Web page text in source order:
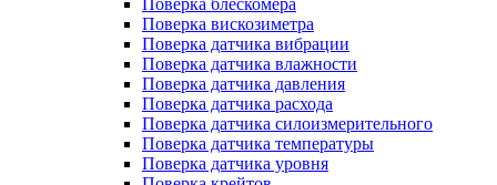
Поверка блескомера
Поверка вискозиметра
Поверка датчика вибрации
Поверка датчика влажности
Поверка датчика давления
Поверка датчика расхода
Поверка датчика силоизмерительного
Поверка датчика температуры
Поверка датчика уровня